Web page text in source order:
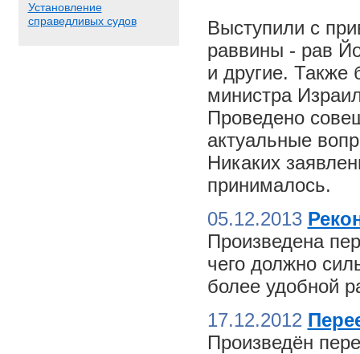
Установление
справедливых судов
Выступили с
раввины - рав
и другие. Также
министра
Проведено
актуальные
Никаких
принималось.
05.12.2013
Произведена
чего должно
более удобной
17.12.2012
Произведён